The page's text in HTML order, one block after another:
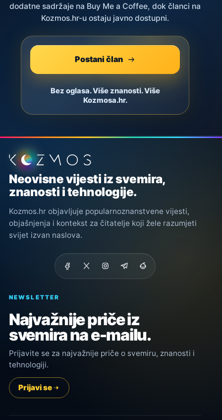
dodatne sadržaje na Buy Me a Coffee, dok članci na
Kozmos.hr-u ostaju javno dostupni.
Postani član
Bez oglasa. Više znanosti. Više
Kozmosa.hr.
Podnožje stranice
Neovisne vijesti iz svemira,
znanosti i tehnologije.
Kozmos.hr objavljuje popularnoznanstvene vijesti,
objašnjenja i kontekst za čitatelje koji žele razumjeti
svijet izvan naslova.
NEWSLETTER
Najvažnije priče iz
svemira na e-mailu.
Prijavite se za najvažnije priče o svemiru, znanosti i
tehnologiji.
Prijavi se